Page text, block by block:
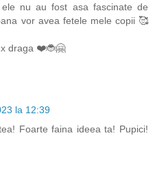
nu au fost asa fascinate de
vor avea fetele mele copii 🥰
draga ❤️🐞🤗
la 12:39
Foarte faina ideea ta! Pupici!